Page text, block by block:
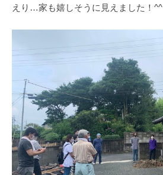
えり…家も嬉しそうに見えました！^^